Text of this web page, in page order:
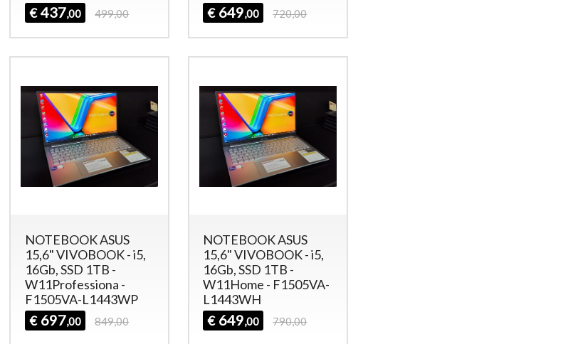
€ 437,00 499,00
€ 649,00 720,00
NOTEBOOK ASUS
15,6" VIVOBOOK - i5,
16Gb, SSD 1TB -
W11Professiona -
F1505VA-L1443WP
€ 697,00 849,00
NOTEBOOK ASUS
15,6" VIVOBOOK - i5,
16Gb, SSD 1TB -
W11Home - F1505VA-
L1443WH
€ 649,00 790,00